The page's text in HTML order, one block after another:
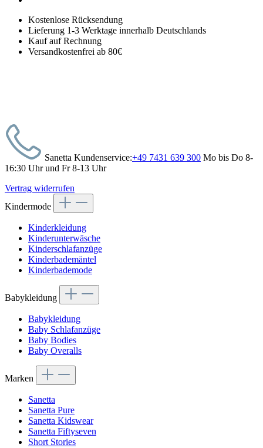
Kostenlose Rücksendung
Lieferung 1-3 Werktage innerhalb Deutschlands
Kauf auf Rechnung
Versandkostenfrei ab 80€
Sanetta Kundenservice:+49 7431 639 300 Mo bis Do 8-
16:30 Uhr und Fr 8-13 Uhr
Vertrag widerrufen
Kindermode
Kinderkleidung
Kinderunterwäsche
Kinderschlafanzüge
Kinderbademäntel
Kinderbademode
Babykleidung
Babykleidung
Baby Schlafanzüge
Baby Bodies
Baby Overalls
Marken
Sanetta
Sanetta Pure
Sanetta Kidswear
Sanetta Fiftyseven
Short Stories